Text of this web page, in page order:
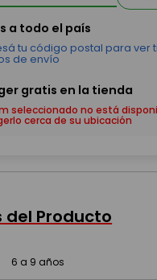
seleccionado no está
cerca de su ubicación
del Producto
6 a 9 años